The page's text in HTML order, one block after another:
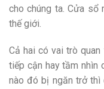
cho chúng ta. Cửa sổ
thế giới.
Cả hai có vai trò
tiếp cận hay tầm nhìn
nào đó bị ngăn trở thì